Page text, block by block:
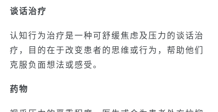
谈话治疗
认知行为治疗是一种可舒缓焦虑及压力的谈话治
疗，目的在于改变患者的思维或行为，帮助他们
克服负面想法或感受。
药物